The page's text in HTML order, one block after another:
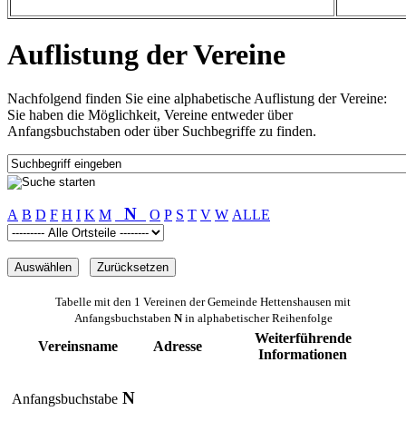
Auflistung der Vereine
Nachfolgend finden Sie eine alphabetische Auflistung der Vereine:
Sie haben die Möglichkeit, Vereine entweder über
Anfangsbuchstaben oder über Suchbegriffe zu finden.
A B D F H I K M N O P S T V W ALLE
Tabelle mit den 1 Vereinen der Gemeinde Hettenshausen mit
Anfangsbuchstaben Nin alphabetischer Reihenfolge
Vereinsname Adresse
Weiterführende
Informationen
Anfangsbuchstabe N